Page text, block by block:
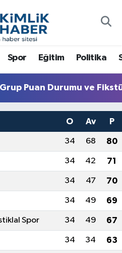
Spor Eğitim Politika
Grup Puan Durumu ve
O Av P
34 68 80
34 42 71
34 47 70
34 49 69
Spor 34 49 67
34 34 63
ve Fikstür